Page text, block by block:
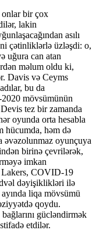
bir çox
lakin
asılı
çətinliklərlə üzləşdi: o,
uğura can atan
məlum oldu ki,
Davis və Ceyms
bu da
mövsümünün
tez bir zamanda
oyunda orta hesabla
hücumda, həm də
əvəzolunmaz oyunçuya
birinə çevrilərək,
imkan
Lakers, COVID-19
dəyişiklikləri ilə
liqa mövsümü
qoydu.
gücləndirmək
etdilər.